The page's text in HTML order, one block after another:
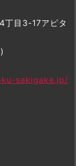
丁目3-17アピタ
sakigake.jp/